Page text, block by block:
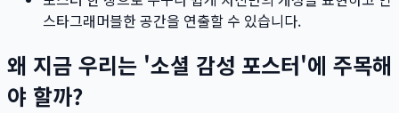
스타그래머블한 공간을 연출할 수 있습니다.
왜 지금 우리는 '소셜 감성 포스터'에 주목해
야 할까?